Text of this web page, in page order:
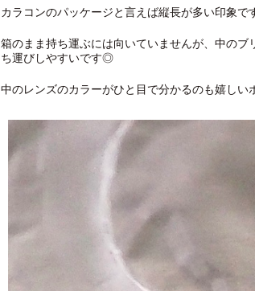
カラコンのパッケージと言えば縦長が多い印象で
箱のまま持ち運ぶには向いていませんが、中の
ち運びしやすいです◎
中のレンズのカラーがひと目で分かるのも嬉しい